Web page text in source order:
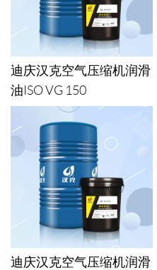
迪庆汉克空气压缩机润滑
油ISO VG 150
迪庆汉克空气压缩机润滑